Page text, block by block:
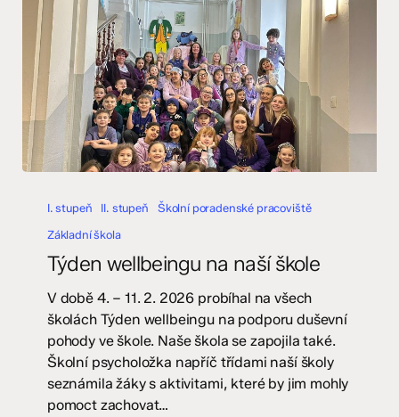
wellbeingu
škole
I. stupeň II. stupeň
Školní poradenské pracoviště
Základní škola
Týden wellbeingu na naší škole
V době 4. – 11. 2. 2026 probíhal na všech
školách Týden wellbeingu na podporu duševní
pohody ve škole. Naše škola se zapojila také.
Školní psycholožka napříč třídami naší školy
seznámila žáky s aktivitami, které by jim mohly
pomoct zachovat…